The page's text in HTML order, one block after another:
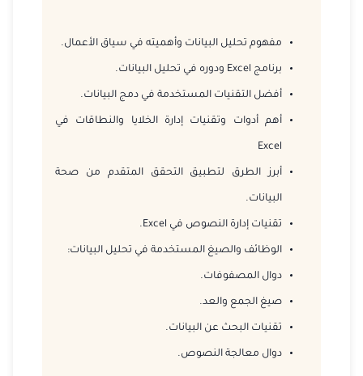
2026-12-07 لندن
2026-12-21
2026-12-28 باريس
مفهوم تحليل البيانات وأهميته في سياق الأعمال.
برنامج Excel ودوره في تحليل البيانات.
أفضل التقنيات المستخدمة في دمج البيانات.
أهم أدوات وتقنيات إدارة الخلايا والنطاقات في
Excel
أبرز الطرق لتطبيق التحقق المتقدم من صحة
البيانات.
تقنيات إدارة النصوص في Excel.
الوظائف والصيغ المستخدمة في تحليل البيانات:
دوال المصفوفات.
صيغ الجمع والعد.
تقنيات البحث عن البيانات.
دوال معالجة النصوص.